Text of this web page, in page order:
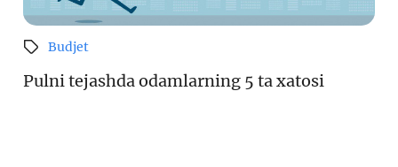
Budjet
Pulni tejashda odamlarning 5 ta xatosi